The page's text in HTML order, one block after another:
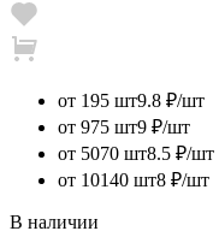
от 195 шт9.8 ₽/шт
от 975 шт9 ₽/шт
от 5070 шт8.5 ₽/шт
от 10140 шт8 ₽/шт
В наличии